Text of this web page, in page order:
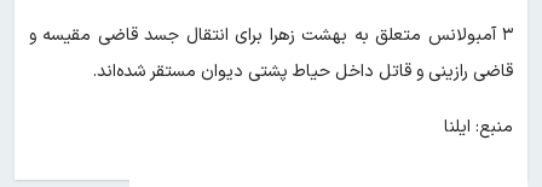
۳ آمبولانس متعلق به بهشت زهرا برای انتقال جسد قاضی مقیسه و
قاضی رازینی و قاتل داخل حیاط پشتی دیوان مستقر شده‌اند.
منبع: ایلنا